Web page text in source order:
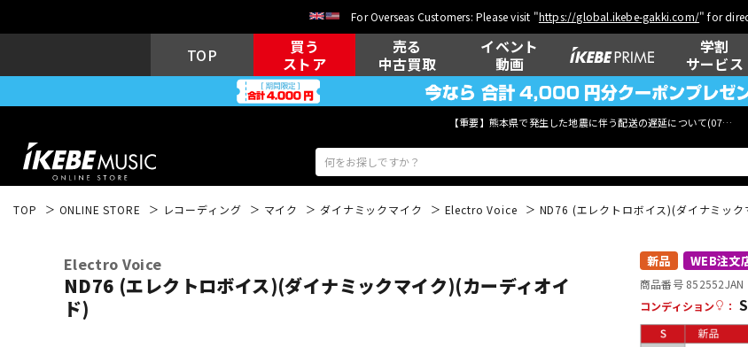
For Overseas Customers: Please visit "https://global.ikebe-gakki.com/" for
TOP
買う
ストア
売る
中古買取
イベント
動画
学割
サービス
【重要】熊本県で発生した地震に伴う配送の遅延について(07月29日
ウクレレ
その他楽器
TOP ONLINE STORE レコーディング マイク ダイナミックマイク Electro Voice ND76 (エレクトロボイス)(ダイナミッ
Electro Voice
ND76 (エレクトロボイス)(ダイナミックマイク)(カーディオイ
ド)
新品 WEB注文
商品番号 852552JAN
コンディション
： S